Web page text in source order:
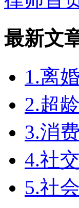
最新文
1.离
2.超
3.消
4.社
5.社